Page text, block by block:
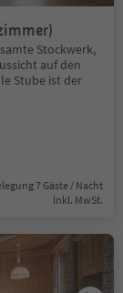
Stockwerk,
auf den
Stube ist der
7 Gäste / Nacht
Inkl. MwSt.